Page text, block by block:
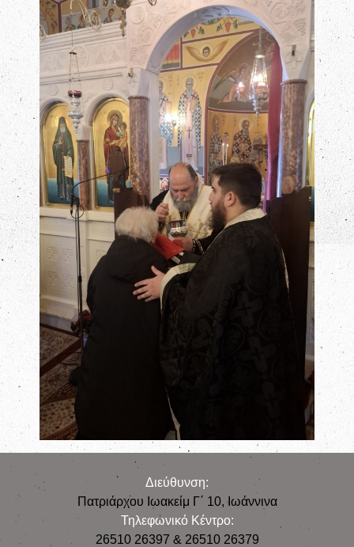
Διεύθυνση:
Πατριάρχου Ιωακείμ Γ΄ 10, Iωάννινα
Τηλεφωνικό Κέντρο:
26510 26397 & 26510 26379